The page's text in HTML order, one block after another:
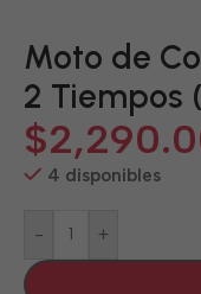
Moto de
2 Tiempos
$
4 disponibles
- +